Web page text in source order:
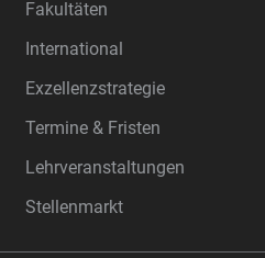
Fakultäten
International
Exzellenzstrategie
Termine & Fristen
Lehrveranstaltungen
Stellenmarkt